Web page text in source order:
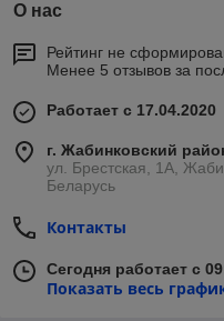
О нас
Рейтинг не
Менее 5 отзывов за
Работает с 17.04.2020
г. Жабинковский
ул. Брестская, 1А,
Беларусь
Контакты
Сегодня работает с
Показать весь